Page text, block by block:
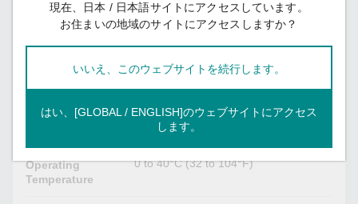
Dimensions
80.5 x 39.1 x 56.4 mm (3.17 x 1.54 x
2.22 in)
Cord Length 1500±100 mm (59.06±3.94 in)
Operating
Temperature
0 to 40°C (32 to 104°F)
現在、日本 / 日本語サイトにアクセスしています。
お住まいの地域のサイトにアクセスしますか？
いいえ、このウェブサイトを続行します。
はい、[GLOBAL / ENGLISH]のウェブサイトにアクセス
します。